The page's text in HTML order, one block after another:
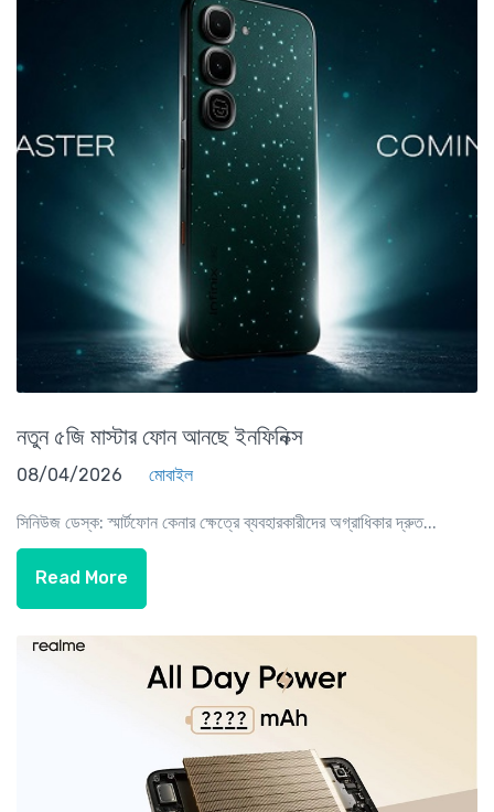
নতুন ৫জি মাস্টার ফোন আনছে ইনফিনিক্স
08/04/2026 মোবাইল
সিনিউজ ডেস্ক: স্মার্টফোন কেনার ক্ষেত্রে ব্যবহারকারীদের অগ্রাধিকার দ্রুত...
Read More